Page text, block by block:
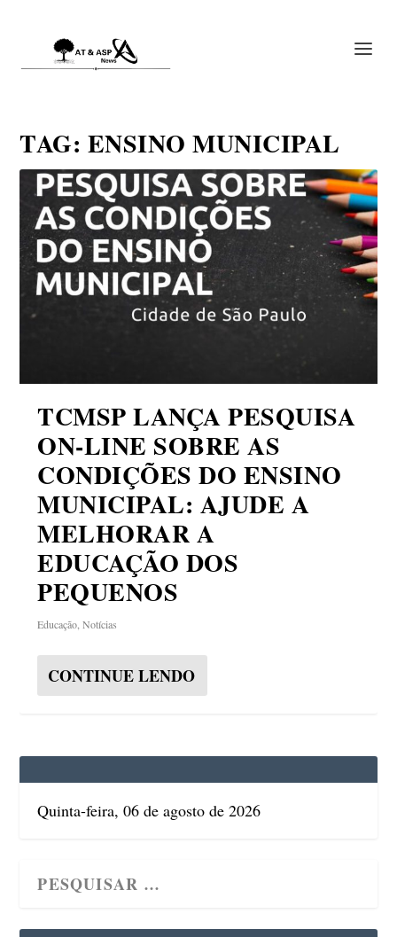
TAG: ENSINO MUNICIPAL
TCMSP LANÇA PESQUISA
ON-LINE SOBRE AS
CONDIÇÕES DO ENSINO
MUNICIPAL: AJUDE A
MELHORAR A
EDUCAÇÃO DOS
PEQUENOS
Educação ,Notícias
CONTINUE LENDO
Quinta-feira, 06 de agosto de 2026